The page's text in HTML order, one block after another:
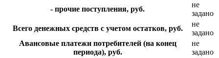
- прочие поступления, руб.
не
задано
Всего денежных средств с учетом остатков, руб.
не
задано
Авансовые платежи потребителей (на конец
периода), руб.
не
задано